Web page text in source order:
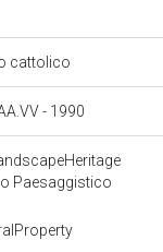
cattolico
- 1990
Paesaggistico